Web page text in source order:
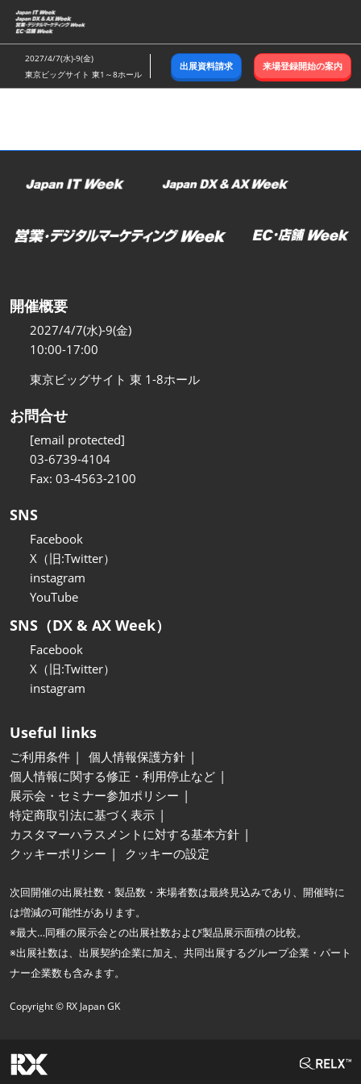
ス
キ
ッ
し
む
2027/4/7(水)-9(金)
東京ビッグサイト 東1～8ホール
出展資料請求 来場登録開始の案内
開催概要
2027/4/7(水)-9(金)
10:00-17:00
東京ビッグサイト 東 1-8ホール
お問合せ
[email protected]
03-6739-4104
Fax: 03-4563-2100
SNS
Facebook
X（旧:Twitter）
instagram
YouTube
SNS（DX & AX Week）
Facebook
X（旧:Twitter）
instagram
Useful links
ご利用条件
個人情報保護方針
個人情報に関する修正・利用停止など
展示会・セミナー参加ポリシー
特定商取引法に基づく表示
カスタマーハラスメントに対する基本方針
クッキーポリシー
クッキーの設定
次回開催の出展社数・製品数・来場者数は最終見込みであり、開催時に
は増減の可能性があります。
※最大…同種の展示会との出展社数および製品展示面積の比較。
※出展社数は、出展契約企業に加え、共同出展するグループ企業・パート
ナー企業数も含みます。
Copyright © RX Japan GK